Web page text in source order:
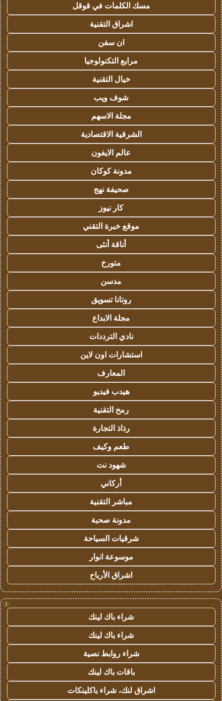
مسك الكلمات في قوقل
اشراق التقنية
ان سفن
مرابع التكنولوجيا
خيال التقنية
شوف ويب
مجلة الاسهم
الشرقية الاقتصادية
عالم الايفون
مدونة كوكان
صحيفة نهج
كار نيوز
موقع خبرة التقني
أناقة أنثى
متورخ
مدسن
روتانا تسويق
مجلة الابداع
نادي الترددات
استشارات اون لاين
المعارف
هيدب فيديو
رمح التقنية
رذاذ التجارة
طعم وكيف
شهود نت
أركاني
مباشر التقنية
مدونة صحبة
شرقيات السياحة
موسوعة انوار
اشراق الأرباح
!
شراء باك لينك
شراء باك لينك
شراء روابط نصية
باقات باك لينك
اشراق لنك، شراء باكلينكات